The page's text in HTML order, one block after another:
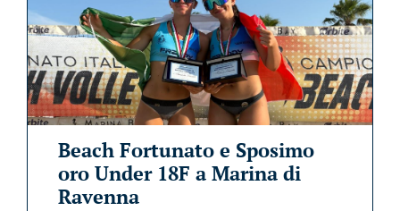
Beach Fortunato e Sposimo
oro Under 18F a Marina di
Ravenna